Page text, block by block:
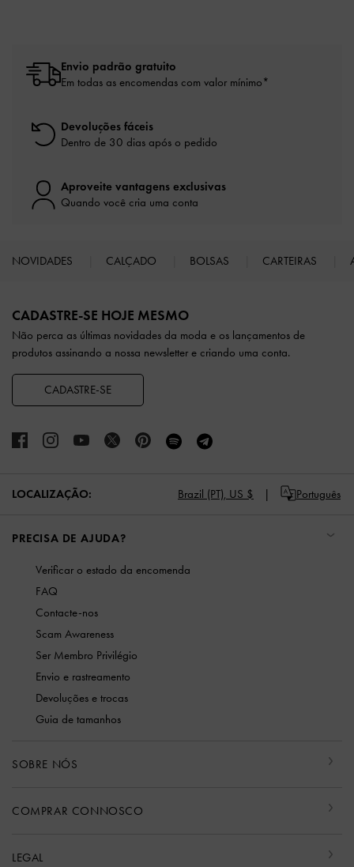
Envio padrão gratuito
Em todas as encomendas com valor mínimo*
Devoluções fáceis
Dentro de 30 dias após o pedido
Aproveite vantagens exclusivas
Quando você cria uma conta
NOVIDADES CALÇADO BOLSAS CARTEIRAS
CADASTRE-SE HOJE MESMO
Não perca as últimas novidades da moda e os lançamentos de
produtos assinando a nossa newsletter e criando uma conta.
CADASTRE-SE
LOCALIZAÇÃO: Brazil (PT), US $ Português
PRECISA DE AJUDA?
Verificar o estado da encomenda
FAQ
Contacte-nos
Scam Awareness
Ser Membro Privilégio
Envio e rastreamento
Devoluções e trocas
Guia de tamanhos
SOBRE NÓS
COMPRAR CONNOSCO
LEGAL